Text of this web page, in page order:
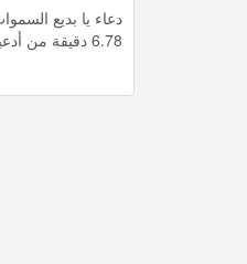
6.78 دقيقة من أدعية المميزة مجانا.